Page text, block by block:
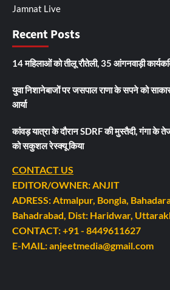
Jamnat Live
Recent Posts
14 महिलाओं को तीलू रौतेली, 35 आंगनवाड़ी
युवा निशानेबाजों पर जसपाल राणा के सपने को
आर्या
कांवड़ यात्रा के दौरान SDRF की मुस्तैदी, गंगा के
को सकुशल रेस्क्यू किया
CONTACT US
EDITOR/OWNER: ANJIT
ADRESS: Atmalpur, Bongla,
Bahadrabad, Dist: Haridwar,
CONTACT: +91 - 8449611627
E-MAIL: anjeetmedia@gmail.com